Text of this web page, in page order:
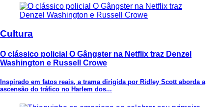
Cultura
O clássico policial O Gângster na Netflix traz Denzel
Washington e Russell Crowe
Inspirado em fatos reais, a trama dirigida por Ridley Scott aborda a
ascensão do tráfico no Harlem dos...